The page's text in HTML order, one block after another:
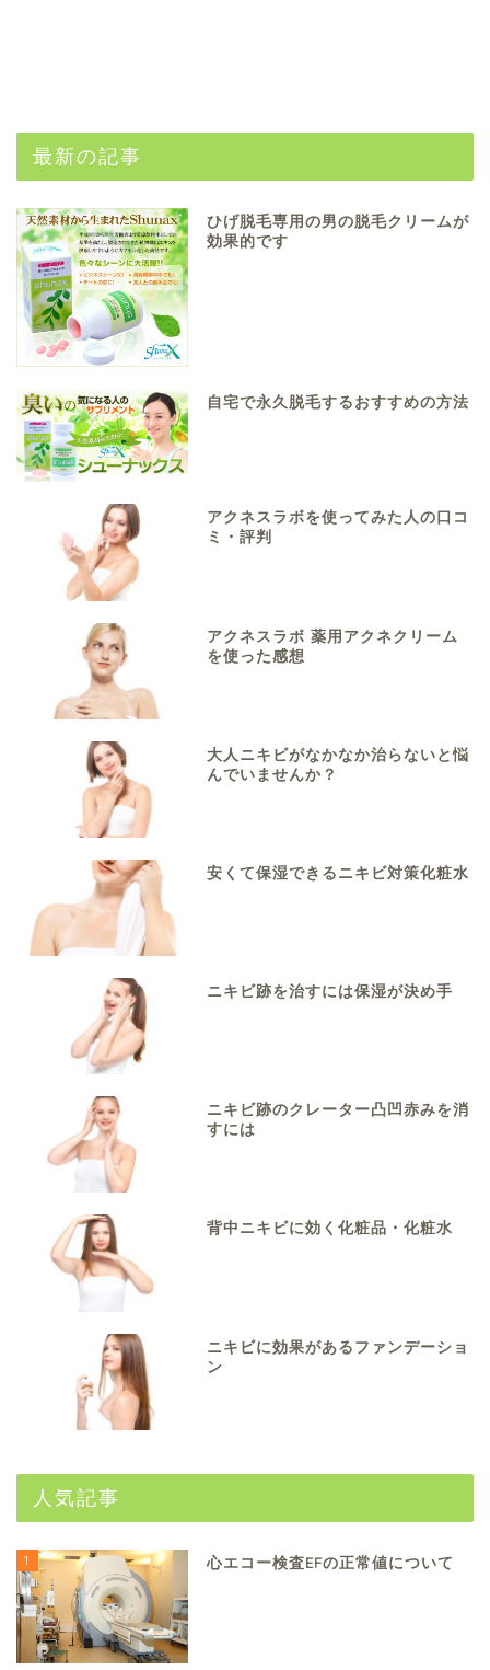
最新の記事
ひげ脱毛専用の男の脱毛クリームが
効果的です
自宅で永久脱毛するおすすめの方法
アクネスラボを使ってみた人の口コ
ミ・評判
アクネスラボ 薬用アクネクリーム
を使った感想
大人ニキビがなかなか治らないと悩
んでいませんか？
安くて保湿できるニキビ対策化粧水
ニキビ跡を治すには保湿が決め手
ニキビ跡のクレーター凸凹赤みを消
すには
背中ニキビに効く化粧品・化粧水
ニキビに効果があるファンデーショ
ン
人気記事
1 心エコー検査EFの正常値について